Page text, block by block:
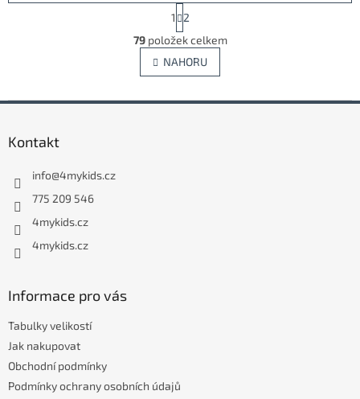
O
v
l
á
a
S
t
r
á
n
k
v
1
2
79položek celkem
NAHORU
Kontakt
info@4mykids.cz
775 209 546
4mykids.cz
4mykids.cz
Informace pro vás
Tabulky velikostí
Jak nakupovat
Obchodní podmínky
Podmínky ochrany osobních údajů